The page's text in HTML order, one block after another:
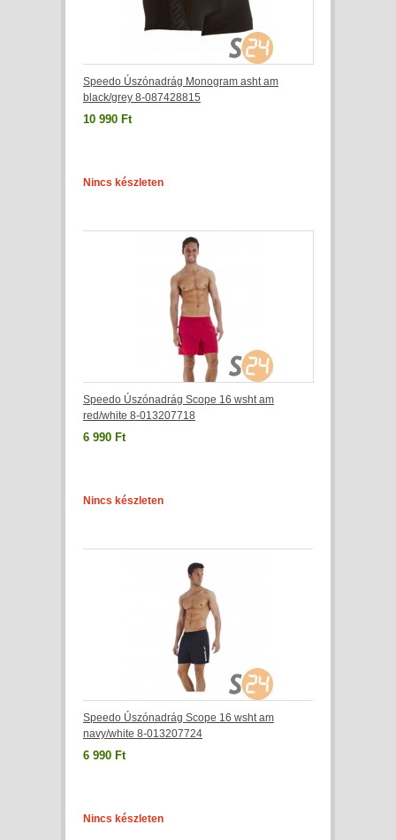
Speedo Úszónadrág Monogram asht am
black/grey 8-087428815
10 990 Ft
Nincs készleten
Speedo Úszónadrág Scope 16 wsht am
red/white 8-013207718
6 990 Ft
Nincs készleten
Speedo Úszónadrág Scope 16 wsht am
navy/white 8-013207724
6 990 Ft
Nincs készleten